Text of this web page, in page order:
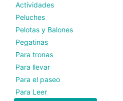
Actividades
Peluches
Pelotas y Balones
Pegatinas
Para tronas
Para llevar
Para el paseo
Para Leer